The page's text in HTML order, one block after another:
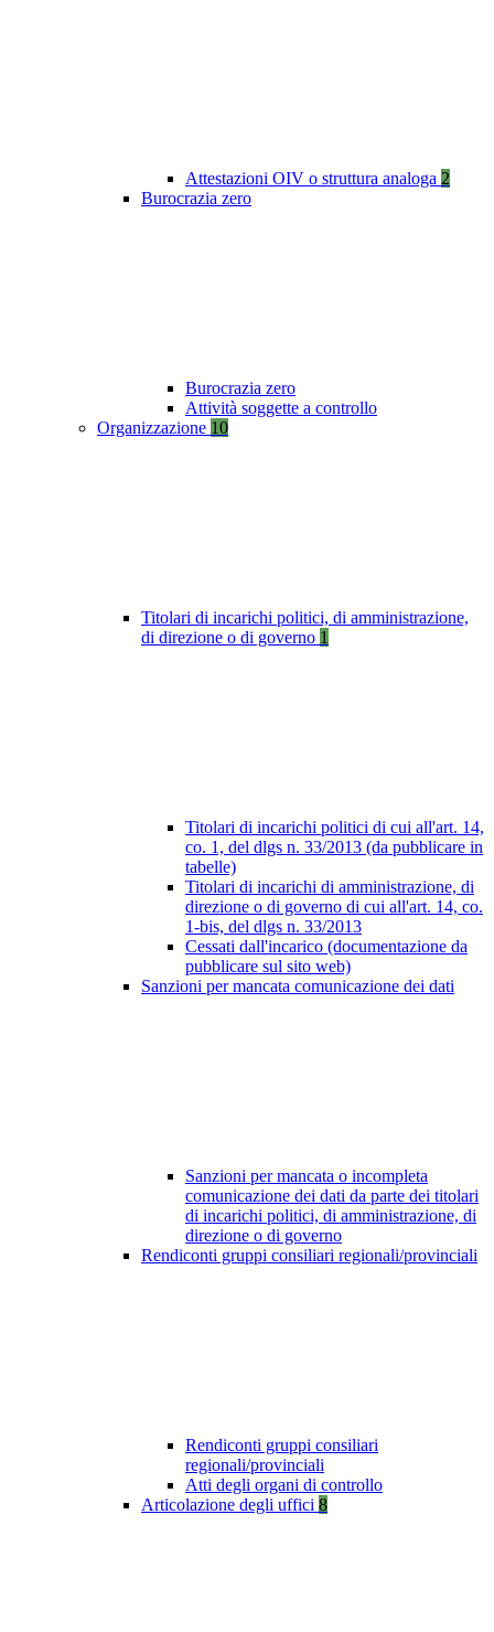
Attestazioni OIV o struttura analoga 2
Burocrazia zero
Burocrazia zero
Attività soggette a controllo
Organizzazione 10
Titolari di incarichi politici, di amministrazione,
di direzione o di governo 1
Titolari di incarichi politici di cui all'art. 14,
co. 1, del dlgs n. 33/2013 (da pubblicare in
tabelle)
Titolari di incarichi di amministrazione, di
direzione o di governo di cui all'art. 14, co.
1-bis, del dlgs n. 33/2013
Cessati dall'incarico (documentazione da
pubblicare sul sito web)
Sanzioni per mancata comunicazione dei dati
Sanzioni per mancata o incompleta
comunicazione dei dati da parte dei titolari
di incarichi politici, di amministrazione, di
direzione o di governo
Rendiconti gruppi consiliari regionali/provinciali
Rendiconti gruppi consiliari
regionali/provinciali
Atti degli organi di controllo
Articolazione degli uffici 8